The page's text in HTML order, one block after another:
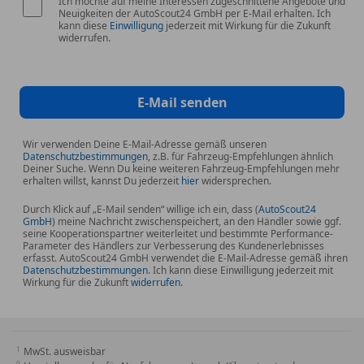
*Verkauf im Kundenauftrag unter Ausschluss der
Sachmängelhaftung.
Serienausstattungen:
*Getriebe 5-Gg.
Neuigkeiten der AutoScout24 GmbH per E-Mail erhalten. Ich
kann diese Einwilligung jederzeit mit Wirkung für die Zukunft
widerrufen.
E-Mail senden
Wir verwenden Deine E-Mail-Adresse gemäß unseren
Datenschutzbestimmungen, z.B. für Fahrzeug-Empfehlungen ähnlich
Deiner Suche. Wenn Du keine weiteren Fahrzeug-Empfehlungen mehr
erhalten willst, kannst Du jederzeit hierwidersprechen.
Durch Klick auf „E-Mail senden“ willige ich ein, dass (AutoScout24
GmbH) meine Nachricht zwischenspeichert, an den Händler sowie ggf.
seine Kooperationspartner weiterleitet und bestimmte Performance-
Parameter des Händlers zur Verbesserung des Kundenerlebnisses
erfasst. AutoScout24 GmbH verwendet die E-Mail-Adresse gemäß ihren
Datenschutzbestimmungen. Ich kann diese Einwilligung jederzeit mit
Wirkung für die Zukunftwiderrufen.
MwSt. ausweisbar